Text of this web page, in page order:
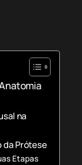
na
da Prótese
Etapas